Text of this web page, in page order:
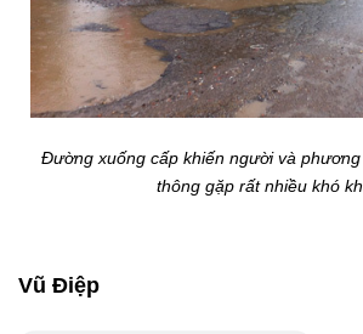
Đường xuống cấp khiến người và
thông gặp rất nhiều khó
Vũ Điệp